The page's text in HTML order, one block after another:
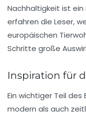
Nachhaltigkeit ist ein
erfahren die Leser,
europäischen
Schritte große
Inspiration für
Ein wichtiger Teil
modern als auch